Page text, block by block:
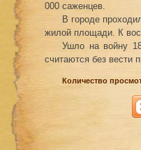
000 саженцев.
В городе
жилой площади. К
Ушло на войну
считаются без вести
Количество